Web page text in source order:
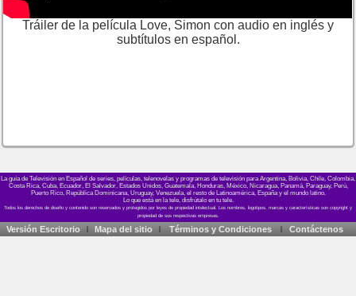
Tráiler de la película Love, Simon con audio en inglés y
subtítulos en español.
La guía de Televisión en Español de series, películas, telenovelas y programas de televisión para Argentina, Bolivia, Chile, Colombia,
Costa Rica, Cuba, Ecuador, El Salvador, Estados Unidos, Guatemala, Honduras, México, Nicaragua, Panamá, Paraguay, Perú,
Puerto Rico, República Dominicana, Uruguay, Venezuela, el resto de Latinoamérica, España y el mundo latino.
Lo que está en la tele, disfrútalo en tu tele.
Versión Escritorio Mapa del sitio Términos y Condiciones Contáctenos